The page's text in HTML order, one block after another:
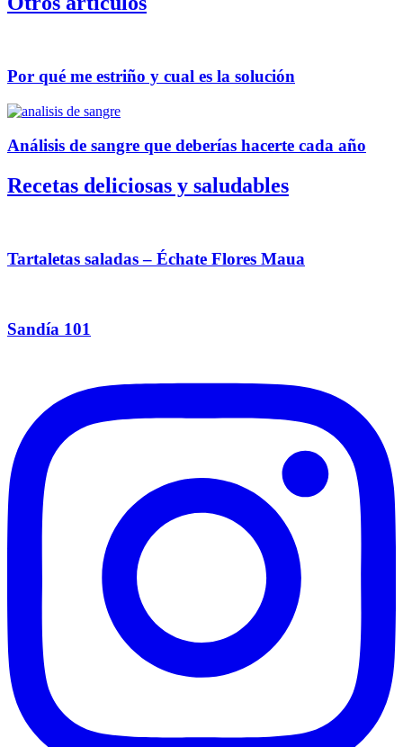
Por qué me estriño y cual es la solución
Análisis de sangre que deberías hacerte cada año
Recetas deliciosas y saludables
Tartaletas saladas – Échate Flores Maua
Sandía 101